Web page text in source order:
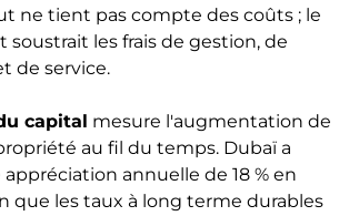
ne tient pas compte des coûts ; le
les frais de gestion, de
de service.
capital mesure l'augmentation de
au fil du temps. Dubaï a
annuelle de 18 % en
que les taux à long terme durables